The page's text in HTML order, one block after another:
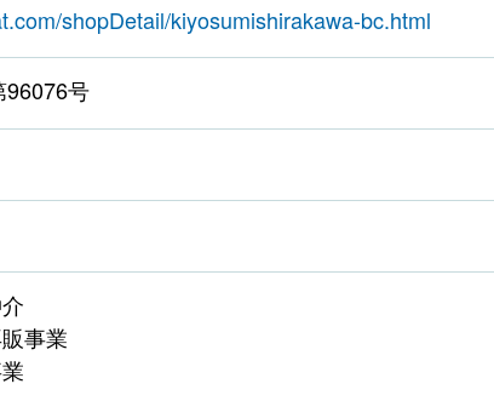
shopDetail/kiyosumishirakawa-bc.html
96076号
事業